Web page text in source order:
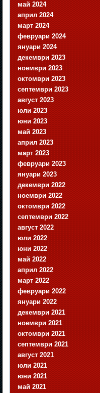
май 2024
април 2024
март 2024
февруари 2024
януари 2024
декември 2023
ноември 2023
октомври 2023
септември 2023
август 2023
юли 2023
юни 2023
май 2023
април 2023
март 2023
февруари 2023
януари 2023
декември 2022
ноември 2022
октомври 2022
септември 2022
август 2022
юли 2022
юни 2022
май 2022
април 2022
март 2022
февруари 2022
януари 2022
декември 2021
ноември 2021
октомври 2021
септември 2021
август 2021
юли 2021
юни 2021
май 2021